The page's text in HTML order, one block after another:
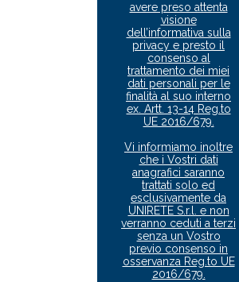
avere preso attenta
visione
dell’informativa sulla
privacy e presto il
consenso al
trattamento dei miei
dati personali per le
finalità al suo interno
ex. Artt. 13-14 Reg.to
UE 2016/679.
Vi informiamo inoltre
che i Vostri dati
anagrafici saranno
trattati solo ed
esclusivamente da
UNIRETE S.r.l. e non
verranno ceduti a terzi
senza un Vostro
previo consenso in
osservanza Reg.to UE
2016/679.